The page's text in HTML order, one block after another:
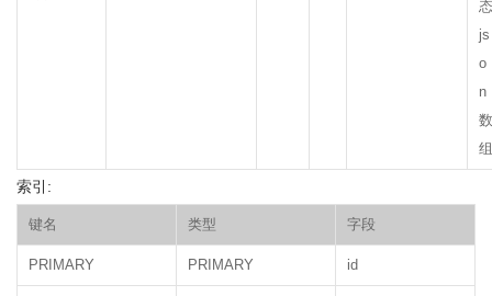
态
js
o
n
数
组
索引:
键名 类型 字段
PRIMARY PRIMARY id